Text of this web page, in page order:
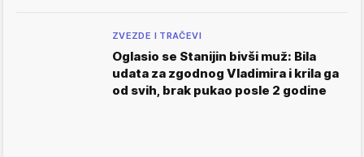
ZVEZDE I TRAČEVI
Oglasio se Stanijin bivši muž: Bila
udata za zgodnog Vladimira i krila ga
od svih, brak pukao posle 2 godine